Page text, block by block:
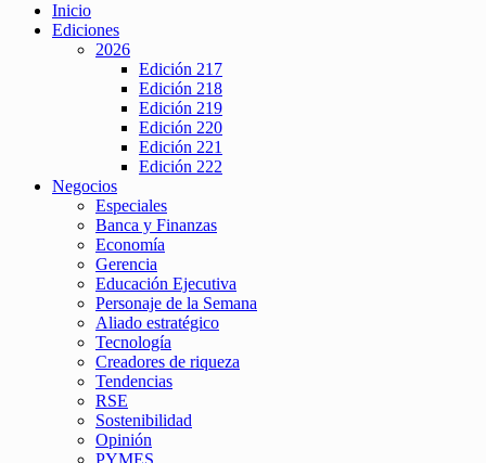
Inicio
Ediciones
2026
Edición 217
Edición 218
Edición 219
Edición 220
Edición 221
Edición 222
Negocios
Especiales
Banca y Finanzas
Economía
Gerencia
Educación Ejecutiva
Personaje de la Semana
Aliado estratégico
Tecnología
Creadores de riqueza
Tendencias
RSE
Sostenibilidad
Opinión
PYMES